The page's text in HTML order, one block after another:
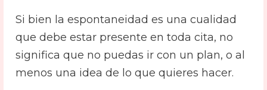
Si bien la espontaneidad es una cualidad
que debe estar presente en toda cita, no
significa que no puedas ir con un plan, o al
menos una idea de lo que quieres hacer.